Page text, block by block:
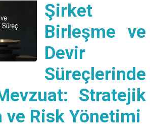
Şirket
Birleşme ve
Devir
Süreçlerinde
Stratejik
ve Risk Yönetimi